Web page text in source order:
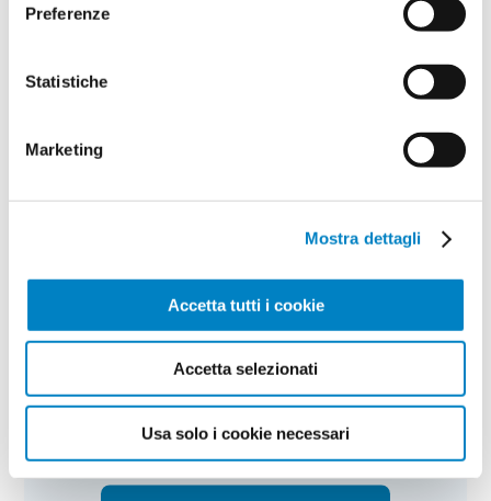
Preferenze
Statistiche
Marketing
Mostra dettagli
Accetta tutti i cookie
Accetta selezionati
Usa solo i cookie necessari
100
Il prezzo non include la stampa
Spese di spedizione:
€174.00